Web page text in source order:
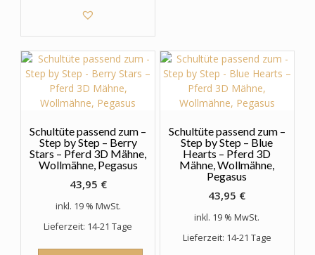
Schultüte passend zum –
Step by Step – Berry
Stars – Pferd 3D Mähne,
Wollmähne, Pegasus
43,95 €
inkl. 19 % MwSt.
Lieferzeit: 14-21 Tage
Schultüte passend zum –
Step by Step – Blue
Hearts – Pferd 3D
Mähne, Wollmähne,
Pegasus
43,95 €
inkl. 19 % MwSt.
Lieferzeit: 14-21 Tage